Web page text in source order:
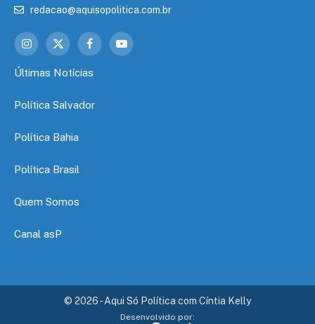
redacao@aquisopolitica.com.br
Instagram
X
FacebookYouTube
Últimas Notícias
Política Salvador
Política Bahia
Política Brasil
Quem Somos
Canal asP
© 2026 - Aqui Só Política com Cíntia Kelly
Desenvolvido por: